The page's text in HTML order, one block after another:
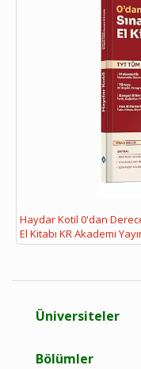
Haydar Kotil 0'dan
El Kitabı KR Akademi
Üniversiteler
Bölümler